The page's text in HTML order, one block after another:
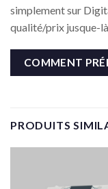
simplement sur
qualité/prix jusque-
COMMENT
PRODUITS